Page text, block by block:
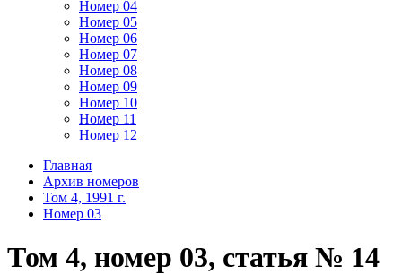
Номер 04
Номер 05
Номер 06
Номер 07
Номер 08
Номер 09
Номер 10
Номер 11
Номер 12
Главная
Архив номеров
Том 4, 1991 г.
Номер 03
Том 4, номер 03, статья № 14